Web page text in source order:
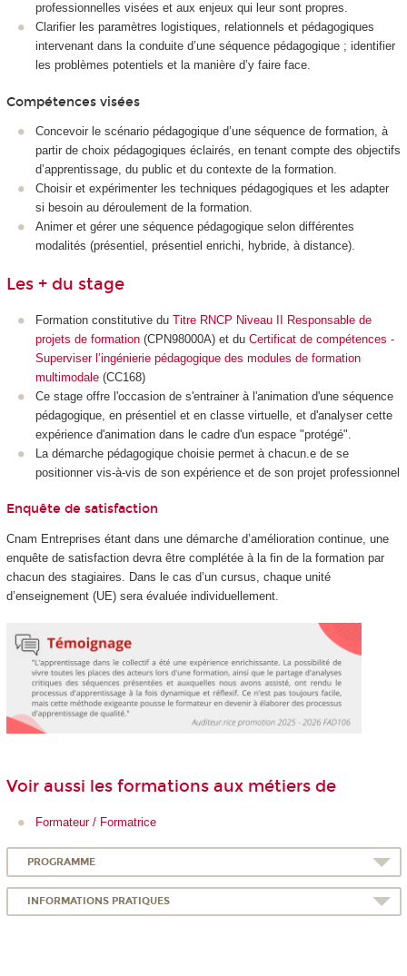
professionnelles visées et aux enjeux qui leur sont propres.
Clarifier les paramètres logistiques, relationnels et pédagogiques
intervenant dans la conduite d’une séquence pédagogique ; identifier
les problèmes potentiels et la manière d’y faire face.
Compétences visées
Concevoir le scénario pédagogique d’une séquence de formation, à
partir de choix pédagogiques éclairés, en tenant compte des objectifs
d’apprentissage, du public et du contexte de la formation.
Choisir et expérimenter les techniques pédagogiques et les adapter
si besoin au déroulement de la formation.
Animer et gérer une séquence pédagogique selon différentes
modalités (présentiel, présentiel enrichi, hybride, à distance).
Les + du stage
Formation constitutive du Titre RNCP Niveau II Responsable de
projets de formation (CPN98000A) et du Certificat de compétences -
Superviser l’ingénierie pédagogique des modules de formation
multimodale (CC168)
Ce stage offre l'occasion de s'entrainer à l'animation d'une séquence
pédagogique, en présentiel et en classe virtuelle, et d'analyser cette
expérience d'animation dans le cadre d'un espace "protégé".
La démarche pédagogique choisie permet à chacun.e de se
positionner vis-à-vis de son expérience et de son projet professionnel
Enquête de satisfaction
Cnam Entreprises étant dans une démarche d’amélioration continue, une
enquête de satisfaction devra être complétée à la fin de la formation par
chacun des stagiaires. Dans le cas d’un cursus, chaque unité
d’enseignement (UE) sera évaluée individuellement.
Voir aussi les formations aux métiers de
Formateur / Formatrice
PROGRAMME
INFORMATIONS PRATIQUES